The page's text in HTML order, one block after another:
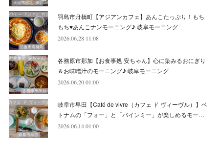
羽島市舟橋町【アジアンカフェ】あんこたっぷり！もち
もち♥あんこナンモーニング♪ 岐阜モーニング
2026.06.28 11:08
各務原市那加【お食事処 安ちゃん】心に染みるおにぎり
＆お味噌汁のモーニング♪ 岐阜モーニング
2026.06.20 01:00
岐阜市早田【Café de vivre（カフェ ド ヴィーヴル）】ベ
トナムの「フォー」と「バインミー」が楽しめるモー…
2026.06.14 01:00